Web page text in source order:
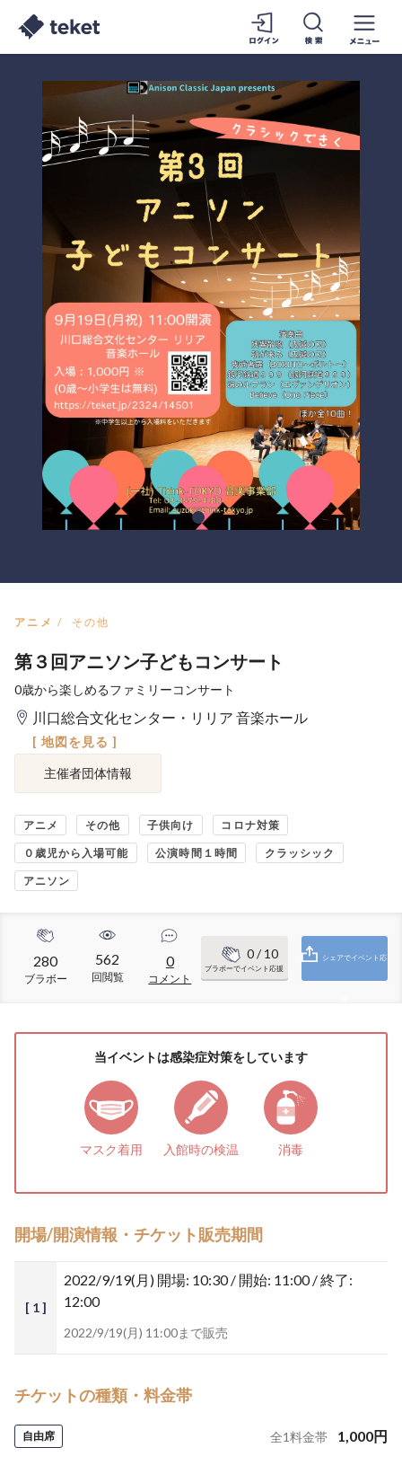
アニメ その他
第３回アニソン子どもコンサート
0歳から楽しめるファミリーコンサート
川口総合文化センター・リリア 音楽ホール
[ 地図を見る ]
主催者団体情報
アニメ その他 子供向け コロナ対策
０歳児から入場可能 公演時間１時間 クラッシック
アニソン
280
ブラボー
562
回閲覧
0
コメント
0/ 10
ブラボーでイベント応援
シェアでイベント応
当イベントは感染症対策をしています
マスク着用 入館時の検温 消毒
開場/開演情報・チケット販売期間
[ 1 ]
2022/9/19(月) 開場: 10:30 / 開始: 11:00 / 終了:
12:00
2022/9/19(月) 11:00まで販売
チケットの種類・料金帯
自由席 全1料金帯 1,000円